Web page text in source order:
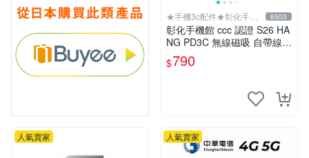
★手機3c配件★彰化手機
館
6503
彰化手機館 ccc 認證 S26 HA
NG PD3C 無線磁吸 自帶線1
0000mAh 行動電源 無線充電
磁吸充電 S26Ultra
$790
人氣賣家 人氣賣家